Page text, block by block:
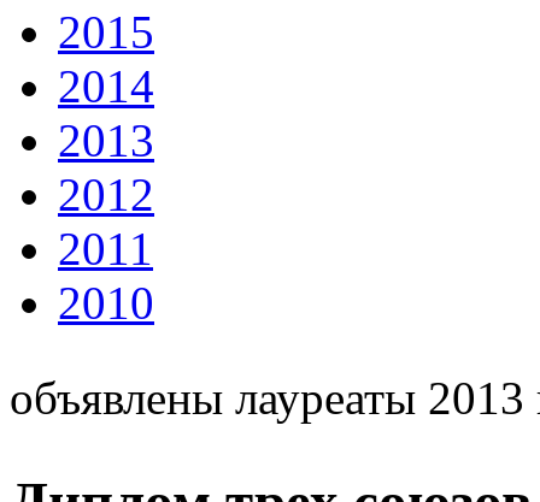
2015
2014
2013
2012
2011
2010
объявлены лауреаты 2013